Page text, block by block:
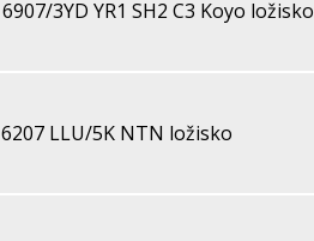
6907/3YD YR1 SH2 C3 Koyo ložisko
6207 LLU/5K NTN ložisko